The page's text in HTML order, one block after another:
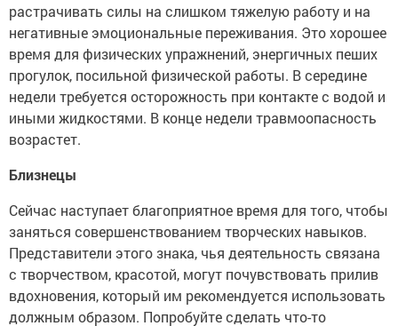
растрачивать силы на слишком тяжелую работу и на
негативные эмоциональные переживания. Это хорошее
время для физических упражнений, энергичных пеших
прогулок, посильной физической работы. В середине
недели требуется осторожность при контакте с водой и
иными жидкостями. В конце недели травмоопасность
возрастет.
Близнецы
Сейчас наступает благоприятное время для того, чтобы
заняться совершенствованием творческих навыков.
Представители этого знака, чья деятельность связана
с творчеством, красотой, могут почувствовать прилив
вдохновения, который им рекомендуется использовать
должным образом. Попробуйте сделать что-то